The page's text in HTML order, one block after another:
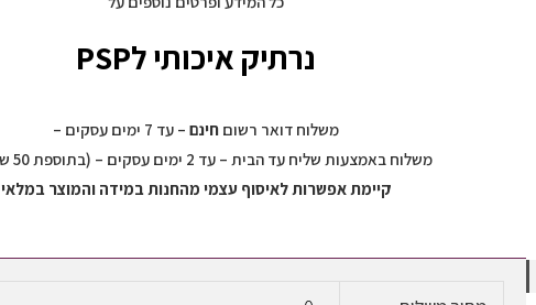
נרתיק איכותי לPSP
משלוח דואר רשום חינם – עד 7 ימים עסקים –
משלוח באמצעות שליח עד הבית – עד 2 ימים עסקים – (בתוספת 50 שקלים)
קיימת אפשרות לאיסוף עצמי מהחנות במידה והמוצר במלאי